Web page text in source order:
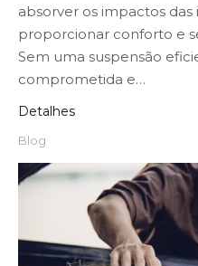
absorver os impactos
proporcionar conforto e
Sem uma suspensão
comprometida e…
Detalhes
Blog